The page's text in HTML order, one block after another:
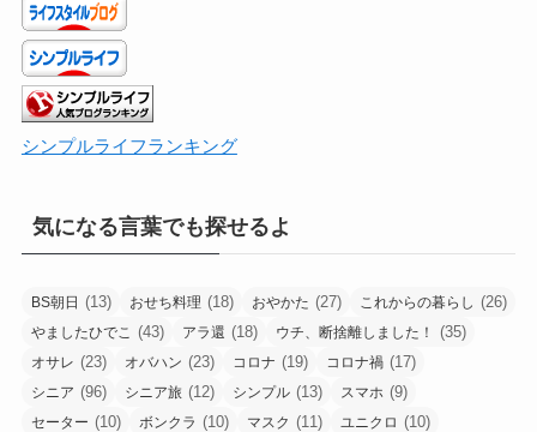
シンプルライフランキング
気になる言葉でも探せるよ
BS朝日 (13) おせち料理 (18) おやかた (27) これからの暮らし (26)
やましたひでこ (43) アラ還 (18) ウチ、断捨離しました！ (35)
オサレ (23) オバハン (23) コロナ (19) コロナ禍 (17)
シニア (96) シニア旅 (12) シンプル (13) スマホ (9)
セーター (10) ボンクラ (10) マスク (11) ユニクロ (10)